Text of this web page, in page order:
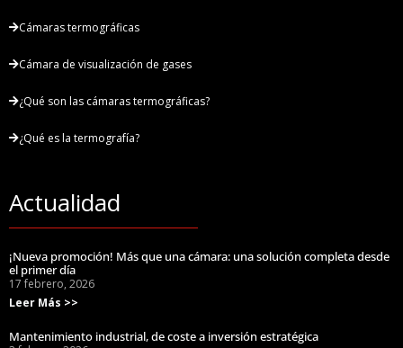
Cámaras termográficas
Cámara de visualización de gases
¿Qué son las cámaras termográficas?
¿Qué es la termografía?
Actualidad
¡Nueva promoción! Más que una cámara: una solución completa desde
el primer día
17 febrero, 2026
Leer Más >>
Mantenimiento industrial, de coste a inversión estratégica